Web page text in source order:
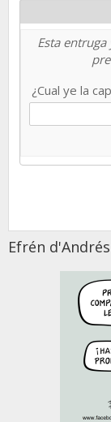
Esta
¿Cual ye la
Efrén d'Andrés